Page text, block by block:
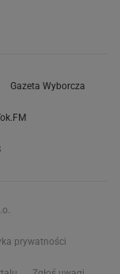
Gazeta Wyborcza
prywatności